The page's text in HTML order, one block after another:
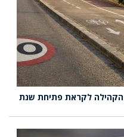
הקהילה לקראת פתיחת שנת